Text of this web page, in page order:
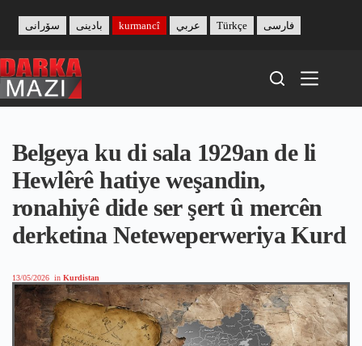
content
بادینی سۆرانی kurmancî عربي Türkçe فارسی
Belgeya ku di sala 1929an de li
Hewlêrê hatiye weşandin,
ronahiyê dide ser şert û mercên
derketina Neteweperweriya Kurd
13/05/2026 in Kurdistan